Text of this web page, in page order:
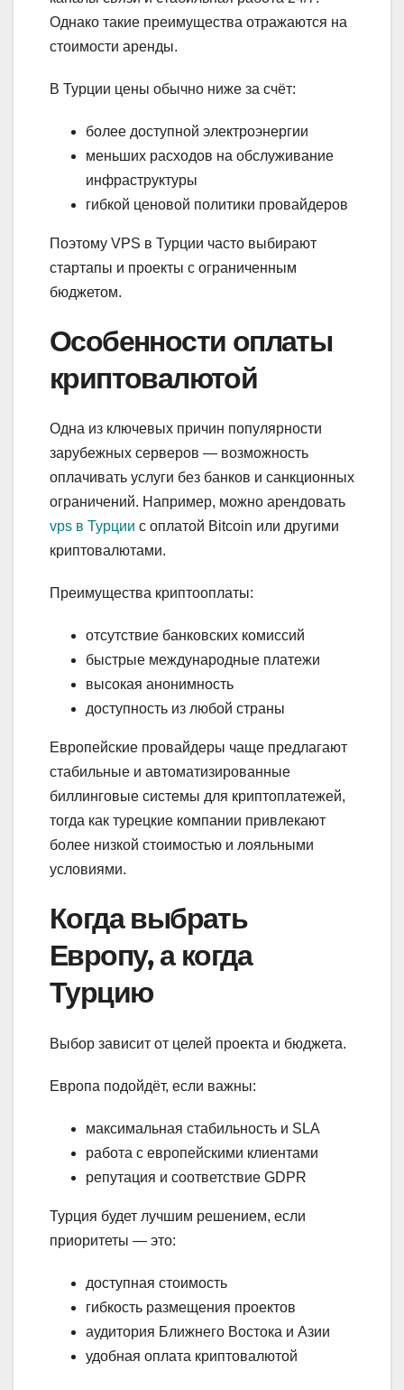
Однако такие преимущества отражаются на
стоимости аренды.
В Турции цены обычно ниже за счёт:
более доступной электроэнергии
меньших расходов на обслуживание
инфраструктуры
гибкой ценовой политики провайдеров
Поэтому VPS в Турции часто выбирают
стартапы и проекты с ограниченным
бюджетом.
Особенности оплаты
криптовалютой
Одна из ключевых причин популярности
зарубежных серверов — возможность
оплачивать услуги без банков и санкционных
ограничений. Например, можно арендовать
vps в Турции с оплатой Bitcoin или другими
криптовалютами.
Преимущества криптооплаты:
отсутствие банковских комиссий
быстрые международные платежи
высокая анонимность
доступность из любой страны
Европейские провайдеры чаще предлагают
стабильные и автоматизированные
биллинговые системы для криптоплатежей,
тогда как турецкие компании привлекают
более низкой стоимостью и лояльными
условиями.
Когда выбрать
Европу, а когда
Турцию
Выбор зависит от целей проекта и бюджета.
Европа подойдёт, если важны:
максимальная стабильность и SLA
работа с европейскими клиентами
репутация и соответствие GDPR
Турция будет лучшим решением, если
приоритеты — это:
доступная стоимость
гибкость размещения проектов
аудитория Ближнего Востока и Азии
удобная оплата криптовалютой